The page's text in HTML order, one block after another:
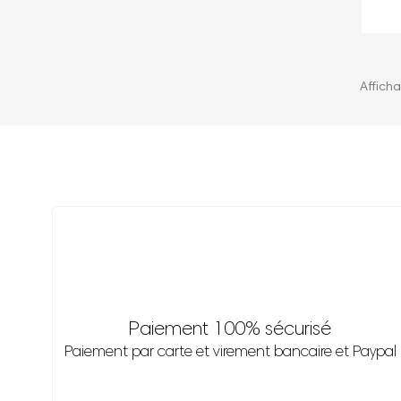
Paiement 100% sécurisé
Paiement par carte et virement bancaire et Paypal